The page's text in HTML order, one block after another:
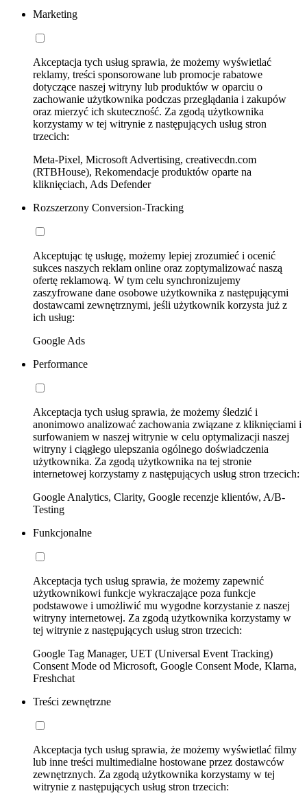
Marketing
Akceptacja tych usług sprawia, że możemy wyświetlać
reklamy, treści sponsorowane lub promocje rabatowe
dotyczące naszej witryny lub produktów w oparciu o
zachowanie użytkownika podczas przeglądania i zakupów
oraz mierzyć ich skuteczność. Za zgodą użytkownika
korzystamy w tej witrynie z następujących usług stron
trzecich:
Meta-Pixel, Microsoft Advertising, creativecdn.com
(RTBHouse), Rekomendacje produktów oparte na
kliknięciach, Ads Defender
Rozszerzony Conversion-Tracking
Akceptując tę usługę, możemy lepiej zrozumieć i ocenić
sukces naszych reklam online oraz zoptymalizować naszą
ofertę reklamową. W tym celu synchronizujemy
zaszyfrowane dane osobowe użytkownika z następującymi
dostawcami zewnętrznymi, jeśli użytkownik korzysta już z
ich usług:
Google Ads
Performance
Akceptacja tych usług sprawia, że możemy śledzić i
anonimowo analizować zachowania związane z kliknięciami i
surfowaniem w naszej witrynie w celu optymalizacji naszej
witryny i ciągłego ulepszania ogólnego doświadczenia
użytkownika. Za zgodą użytkownika na tej stronie
internetowej korzystamy z następujących usług stron trzecich:
Google Analytics, Clarity, Google recenzje klientów, A/B-
Testing
Funkcjonalne
Akceptacja tych usług sprawia, że możemy zapewnić
użytkownikowi funkcje wykraczające poza funkcje
podstawowe i umożliwić mu wygodne korzystanie z naszej
witryny internetowej. Za zgodą użytkownika korzystamy w
tej witrynie z następujących usług stron trzecich:
Google Tag Manager, UET (Universal Event Tracking)
Consent Mode od Microsoft, Google Consent Mode, Klarna,
Freshchat
Treści zewnętrzne
Akceptacja tych usług sprawia, że możemy wyświetlać filmy
lub inne treści multimedialne hostowane przez dostawców
zewnętrznych. Za zgodą użytkownika korzystamy w tej
witrynie z następujących usług stron trzecich: